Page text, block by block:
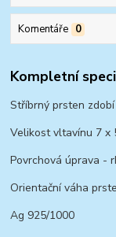
Komentáře 0
Kompletní
Stříbrný prsten
Velikost vltavínu 7 x
Povrchová úprava -
Orientační váha
Ag 925/1000